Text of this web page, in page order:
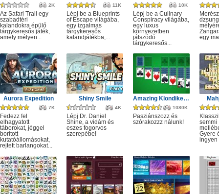
2K
Az Safari Trail egy
szabadtéri
kalandokra épülő
tárgykeresős játék,
amely mélyen...
11K
Lépj be a Blueprints
of Escape világába,
egy izgalmas
tárgykeresős
kalandjátékba,...
10K
Lépj be a Culinary
Conspiracy világába,
egy luxus
környezetben
játszódó
tárgykeresős...
egy
Aurora Expedition
7K
Fedezz fel
elhagyatott
táborokat, jéggel
borított
kutatóállomásokat,
rejtett barlangokat...
Shiny Smile
4K
Lépj Dr. Daniel
Shine, a vidám és
eszes fogorvos
szerepébe!
Amazing Klondike Solitaire
1080K
Pasziánszozz és
szórakozzz nálunk!
semmi
Gyere
ingyen